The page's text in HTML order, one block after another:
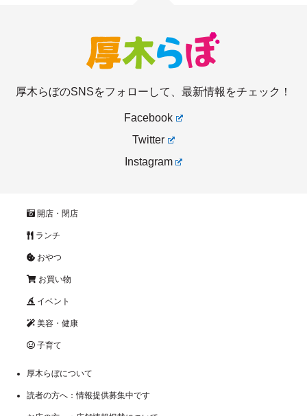
厚木らぼのSNSをフォローして、最新情報をチェック！
Facebook
Twitter
Instagram
開店・閉店
ランチ
おやつ
お買い物
イベント
美容・健康
子育て
厚木らぼについて
読者の方へ：情報提供募集中です